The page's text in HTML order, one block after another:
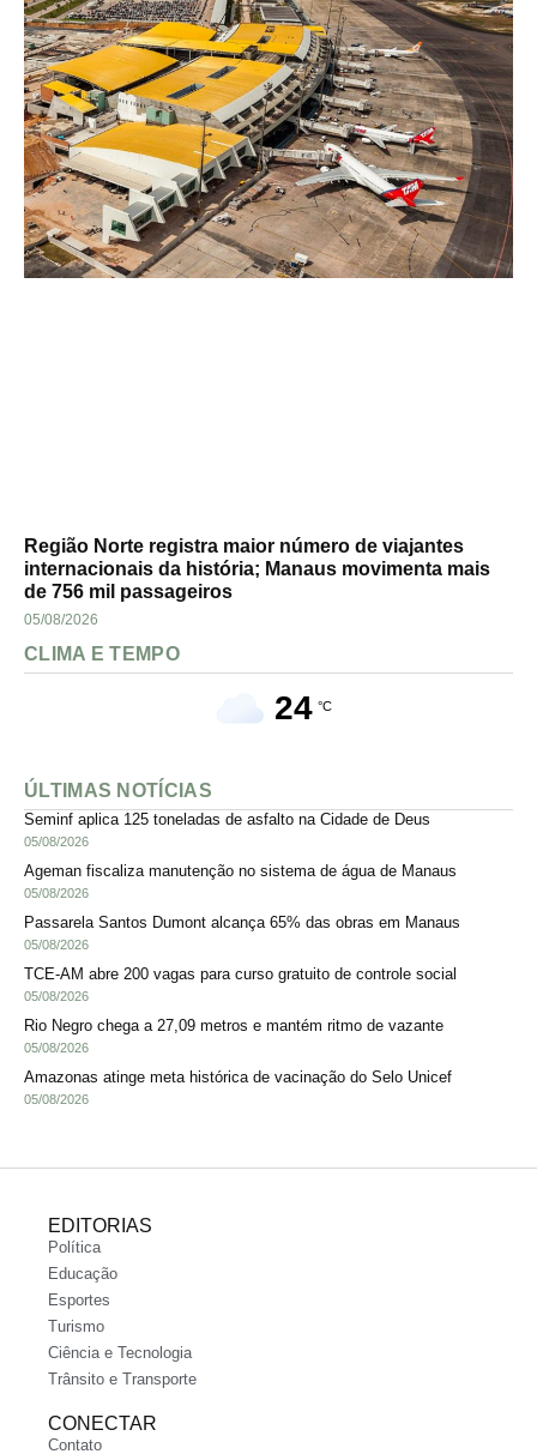
Região Norte registra maior número de viajantes
internacionais da história; Manaus movimenta mais
de 756 mil passageiros
05/08/2026
CLIMA E TEMPO
24 °C
ÚLTIMAS NOTÍCIAS
Seminf aplica 125 toneladas de asfalto na Cidade de Deus
05/08/2026
Ageman fiscaliza manutenção no sistema de água de Manaus
05/08/2026
Passarela Santos Dumont alcança 65% das obras em Manaus
05/08/2026
TCE-AM abre 200 vagas para curso gratuito de controle social
05/08/2026
Rio Negro chega a 27,09 metros e mantém ritmo de vazante
05/08/2026
Amazonas atinge meta histórica de vacinação do Selo Unicef
05/08/2026
EDITORIAS
Política
Educação
Esportes
Turismo
Ciência e Tecnologia
Trânsito e Transporte
CONECTAR
Contato